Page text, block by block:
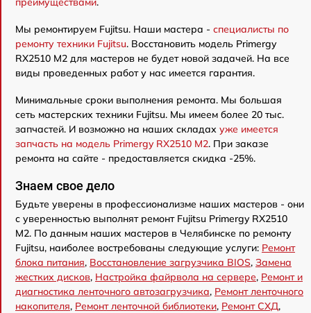
Мы ремонтируем Fujitsu. Наши мастера - специалисты по
ремонту техники Fujitsu. Восстановить модель Primergy
RX2510 M2 для мастеров не будет новой задачей. На все
виды проведенных работ у нас имеется гарантия.
Минимальные сроки выполнения ремонта. Мы большая
сеть мастерских техники Fujitsu. Мы имеем более 20 тыс.
запчастей. И возможно на наших складах уже имеется
запчасть на модель Primergy RX2510 M2. При заказе
ремонта на сайте - предоставляется скидка -25%.
Знаем свое дело
Будьте уверены в профессионализме наших мастеров - они
с уверенностью выполнят ремонт Fujitsu Primergy RX2510
M2. По данным наших мастеров в Челябинске по ремонту
Fujitsu, наиболее востребованы следующие услуги: Ремонт
блока питания, Восстановление загрузчика BIOS, Замена
жестких дисков, Настройка файрвола на сервере, Ремонт и
диагностика ленточного автозагрузчика, Ремонт ленточного
накопителя, Ремонт ленточной библиотеки, Ремонт СХД,